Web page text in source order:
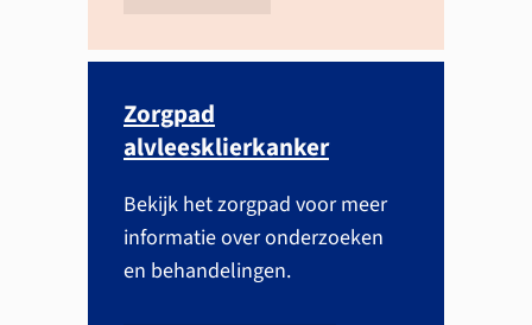
Zorgpad
alvleesklierkanker
Bekijk het zorgpad voor meer
informatie over onderzoeken
en behandelingen.